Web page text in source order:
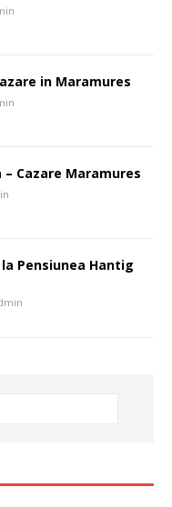
in Maramures
Cazare Maramures
Pensiunea Hantig